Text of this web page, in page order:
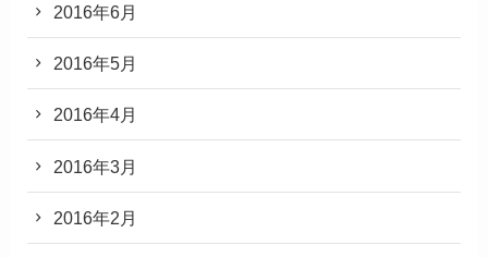
2016年6月
2016年5月
2016年4月
2016年3月
2016年2月